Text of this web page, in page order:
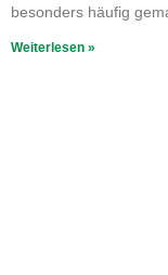
besonders häufig
Weiterlesen »